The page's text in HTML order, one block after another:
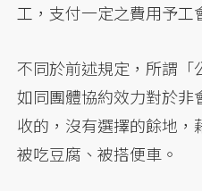
工，支付一定之費用予工
不同於前述規定，所謂「
如同團體協約效力對於
收的，沒有選擇的餘地
被吃豆腐、被搭便車。